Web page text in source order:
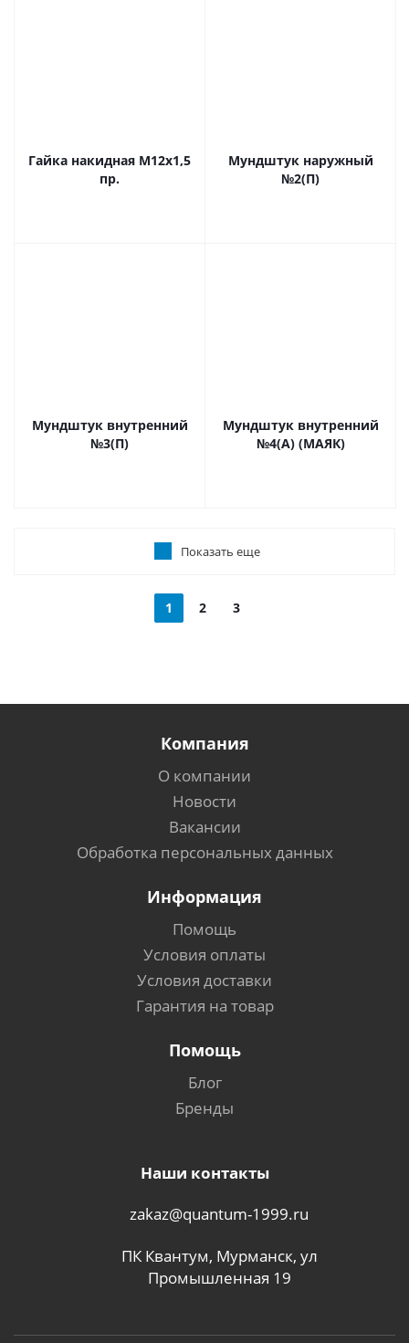
Гайка накидная М12х1,5
пр.
Мундштук наружный
№2(П)
Мундштук внутренний
№3(П)
Мундштук внутренний
№4(А) (МАЯК)
Показать еще
1 2 3
Компания
О компании
Новости
Вакансии
Обработка персональных данных
Информация
Помощь
Условия оплаты
Условия доставки
Гарантия на товар
Помощь
Блог
Бренды
Наши контакты
zakaz@quantum-1999.ru
ПК Квантум, Мурманск, ул
Промышленная 19